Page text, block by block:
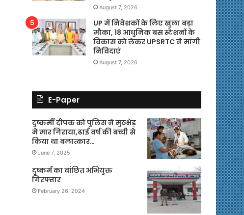
August 7, 2026
UP में निवेशकों के लिए खुला बड़ा
मौका, 18 आधुनिक बस स्टेशनों के
विकास को लेकर UPSRTC ने मांगी
निविदाएं
August 7, 2026
E-Paper
दुष्कर्मी दीपक को पुलिस ने मुठभेड़
मे मार गिराया,ढाई वर्ष की बच्ची से
किया था बलात्कार…
June 7, 2025
दुष्कर्म का वांछित अभियुक्त
गिरफ्तार
February 26, 2024